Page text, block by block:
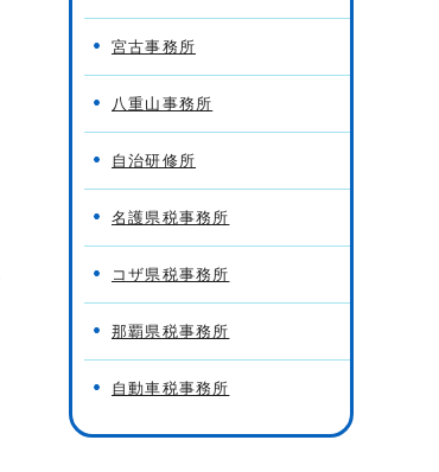
宮古事務所
八重山事務所
自治研修所
名護県税事務所
コザ県税事務所
那覇県税事務所
自動車税事務所